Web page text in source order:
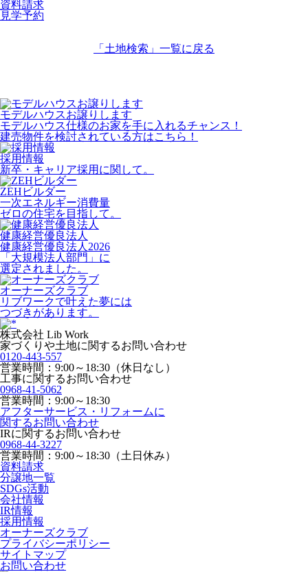
資料請求
見学予約
「土地検索」 一覧に戻る
モデルハウスお譲りします
モデルハウス仕様のお家を手に入れるチャンス！
建売物件を検討されている方はこちら！
採用情報
新卒・キャリア採用に関して。
ZEHビルダー
一次エネルギー消費量
ゼロの住宅を目指して。
健康経営優良法人
健康経営優良法人2026
「大規模法人部門」に
選定されました。
オーナーズクラブ
リブワークで叶えた夢には
つづきがあります。
株式会社 Lib Work
家づくりや土地に関するお問い合わせ
0120-443-557
営業時間：9:00～18:30（休日なし）
工事に関するお問い合わせ
0968-41-5062
営業時間：9:00～18:30
アフターサービス・リフォームに
関するお問い合わせ
IRに関するお問い合わせ
0968-44-3227
営業時間：9:00～18:30（土日休み）
資料請求
分譲地一覧
SDGs活動
会社情報
IR情報
採用情報
オーナーズクラブ
プライバシーポリシー
サイトマップ
お問い合わせ